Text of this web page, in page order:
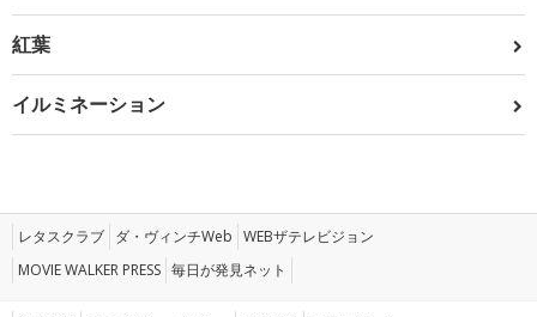
紅葉
イルミネーション
レタスクラブ ダ・ヴィンチWeb WEBザテレビジョン
MOVIE WALKER PRESS 毎日が発見ネット